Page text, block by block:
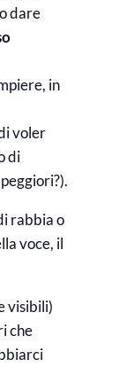
dare
in
voler
di
rabbia o
voce, il
visibili)
che